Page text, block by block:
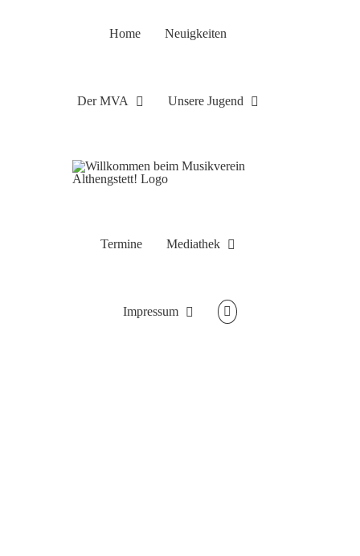
Home Neuigkeiten
Der MVA Unsere Jugend
Termine Mediathek
Impressum